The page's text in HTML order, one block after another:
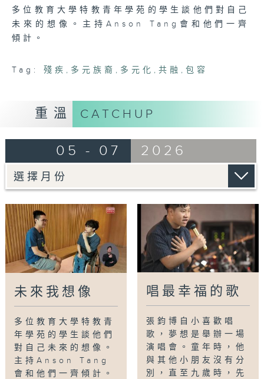
7
seconds
多位教育大學特教青年學苑的學生談他們對自己
未來的想像。主持Anson Tang會和他們一齊
傾計。
Tag: 殘疾 , 多元族裔 , 多元化 ,共融 ,包容
重溫 CATCHUP
05 - 07 2026
未來我想像
多位教育大學特教青
年學苑的學生談他們
對自己未來的想像。
主持Anson Tang
會和他們一齊傾計。
唱最幸福的歌
張鈞博自小喜歡唱
歌，夢想是舉辦一場
演唱會。童年時，他
與其他小朋友沒有分
別，直至九歲時，先